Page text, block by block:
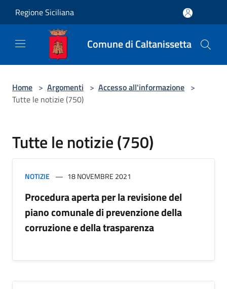
Regione Siciliana
Comune di Caltanissetta
Home > Argomenti > Accesso all'informazione >
Tutte le notizie (750)
Tutte le notizie (750)
NOTIZIE 18 NOVEMBRE 2021
Procedura aperta per la revisione del
piano comunale di prevenzione della
corruzione e della trasparenza